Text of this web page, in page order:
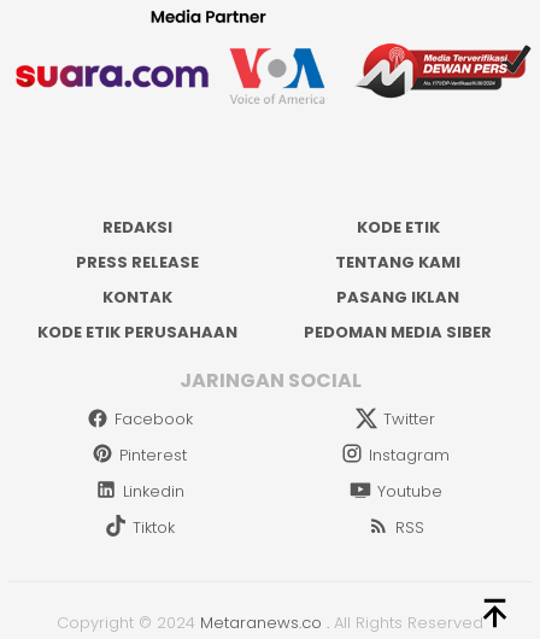
REDAKSI
KODE ETIK
PRESS RELEASE
TENTANG KAMI
KONTAK
PASANG IKLAN
KODE ETIK PERUSAHAAN
PEDOMAN MEDIA SIBER
JARINGAN SOCIAL
Facebook
Twitter
Pinterest
Instagram
Linkedin
Youtube
Tiktok
RSS
Copyright © 2024 Metaranews.co . All Rights Reserved